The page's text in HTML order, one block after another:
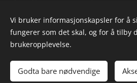
Haugerudveien 84, 0674 Oslo
Vi bruker informasjonskapsler for å
fungerer som det skal, og for å tilby
brukeropplevelse.
Godta bare nødvendige